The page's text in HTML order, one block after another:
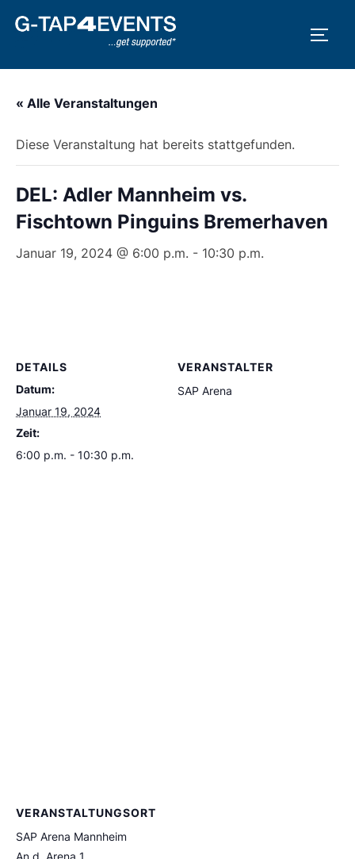
Inhalt
« Alle Veranstaltungen
Diese Veranstaltung hat bereits stattgefunden.
DEL: Adler Mannheim vs.
Fischtown Pinguins Bremerhaven
Januar 19, 2024 @ 6:00 p.m. - 10:30 p.m.
DETAILS
Datum:
Januar 19, 2024
Zeit:
6:00 p.m. - 10:30 p.m.
VERANSTALTER
SAP Arena
VERANSTALTUNGSORT
SAP Arena Mannheim
An d. Arena 1